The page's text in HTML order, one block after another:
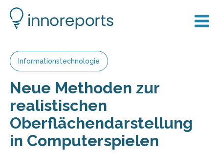
Informationstechnologie
Neue Methoden zur
realistischen
Oberflächendarstellung
in Computerspielen